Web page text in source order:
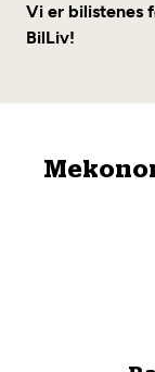
Vi er bilistenes
BilLiv!